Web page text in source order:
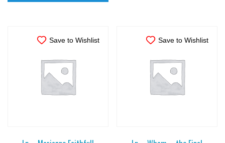
Save to Wishlist Save to Wishlist